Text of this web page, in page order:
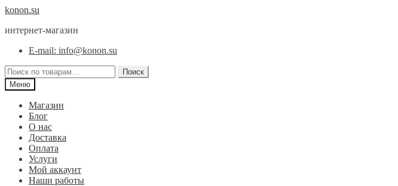
Перейти
навигации
Перейти
содержимому
konon.su
интернет-магазин
E-mail: info@konon.su
Искать:
Поиск
Меню
Магазин
Блог
О нас
Доставка
Оплата
Услуги
Мой аккаунт
Наши работы